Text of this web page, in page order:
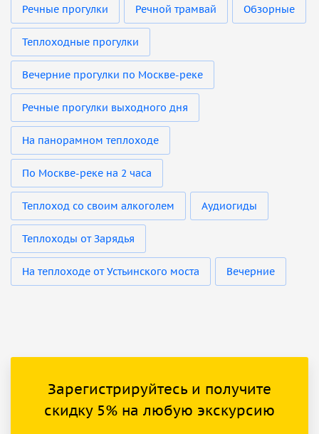
Речные прогулки Речной трамвай Обзорные
Теплоходные прогулки
Вечерние прогулки по Москве-реке
Речные прогулки выходного дня
На панорамном теплоходе
По Москве-реке на 2 часа
Теплоход со своим алкоголем Аудиогиды
Теплоходы от Зарядья
На теплоходе от Устьинского моста Вечерние
Зарегистрируйтесь и получите
скидку 5% на любую экскурсию